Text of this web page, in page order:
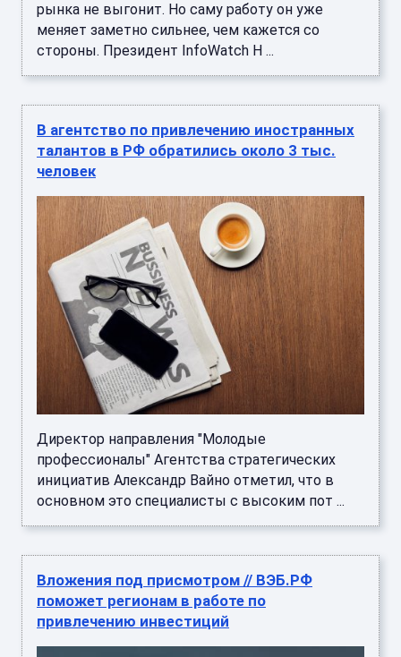
рынка не выгонит. Но саму работу он уже
меняет заметно сильнее, чем кажется со
стороны. Президент InfoWatch Н ...
В агентство по привлечению иностранных
талантов в РФ обратились около 3 тыс.
человек
Директор направления "Молодые
профессионалы" Агентства стратегических
инициатив Александр Вайно отметил, что в
основном это специалисты с высоким пот ...
Вложения под присмотром // ВЭБ.РФ
поможет регионам в работе по
привлечению инвестиций